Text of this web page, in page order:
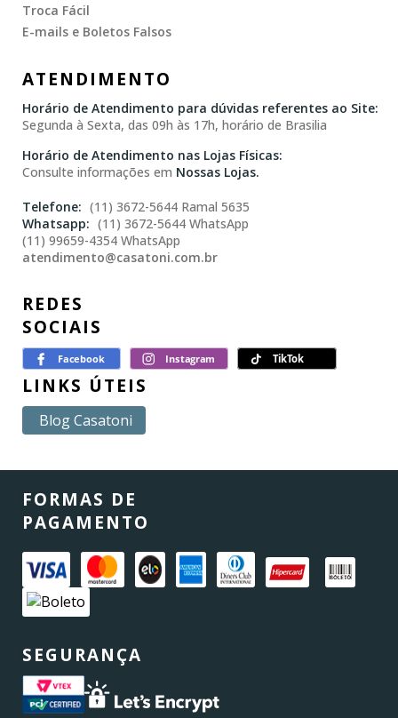
Troca Fácil
E-mails e Boletos Falsos
ATENDIMENTO
Horário de Atendimento para dúvidas referentes ao Site:
Segunda à Sexta, das 09h às 17h, horário de Brasilia
Horário de Atendimento nas Lojas Físicas:
Consulte informações em Nossas Lojas.
(11) 3672-5644 Ramal 5635
(11) 3672-5644 WhatsApp
(11) 99659-4354 WhatsApp
atendimento@casatoni.com.br
REDES
SOCIAIS
LINKS ÚTEIS
Blog Casatoni
FORMAS DE
PAGAMENTO
SEGURANÇA